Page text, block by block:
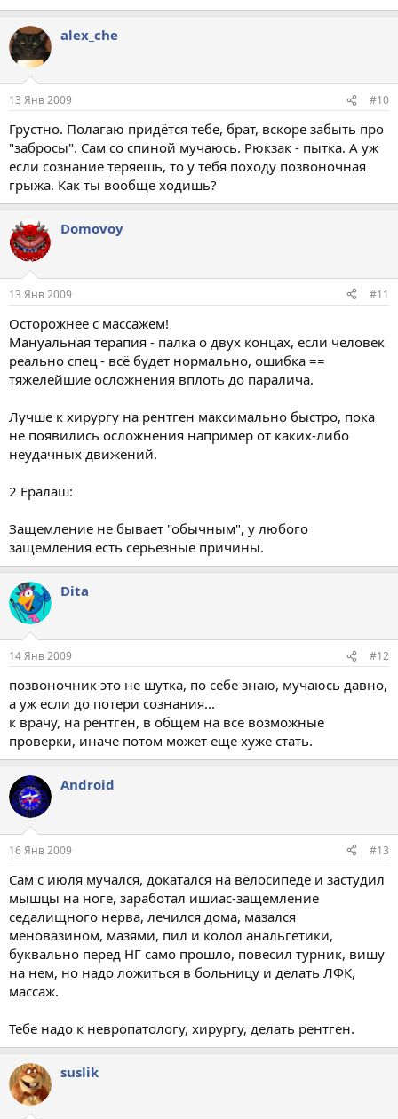
alex_che
13 Янв 2009 #10
Грустно. Полагаю придётся тебе, брат, вскоре забыть про
"забросы". Сам со спиной мучаюсь. Рюкзак - пытка. А уж
если сознание теряешь, то у тебя походу позвоночная
грыжа. Как ты вообще ходишь?
Domovoy
13 Янв 2009 #11
Осторожнее с массажем!
Мануальная терапия - палка о двух концах, если человек
реально спец - всё будет нормально, ошибка ==
тяжелейшие осложнения вплоть до паралича.
Лучше к хирургу на рентген максимально быстро, пока
не появились осложнения например от каких-либо
неудачных движений.
2 Ералаш:
Защемление не бывает "обычным", у любого
защемления есть серьезные причины.
Dita
14 Янв 2009 #12
позвоночник это не шутка, по себе знаю, мучаюсь давно,
а уж если до потери сознания...
к врачу, на рентген, в общем на все возможные
проверки, иначе потом может еще хуже стать.
Android
16 Янв 2009 #13
Сам с июля мучался, докатался на велосипеде и застудил
мышцы на ноге, заработал ишиас-защемление
седалищного нерва, лечился дома, мазался
меновазином, мазями, пил и колол анальгетики,
буквально перед НГ само прошло, повесил турник, вишу
на нем, но надо ложиться в больницу и делать ЛФК,
массаж.
Тебе надо к невропатологу, хирургу, делать рентген.
suslik